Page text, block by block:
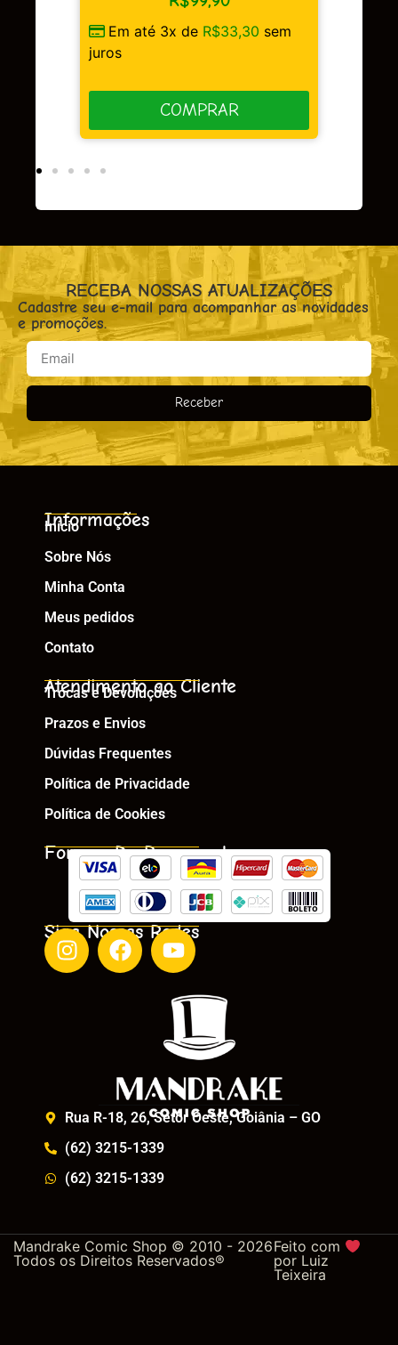
sem
Em até 3x de
juros
COMPRAR
RECEBA NOSSAS ATUALIZAÇÕES
Cadastre seu e-mail para acompanhar as novidades
e promoções.
Receber
Informações
Início
Sobre Nós
Minha Conta
Meus pedidos
Contato
Atendimento ao Cliente
Trocas e Devoluções
Prazos e Envios
Dúvidas Frequentes
Política de Privacidade
Política de Cookies
Formas De Pagamento
Siga Nossas Redes
Rua R-18, 26, Setor Oeste, Goiânia – GO
(62) 3215-1339
(62) 3215-1339
Mandrake Comic Shop © 2010 - 2026
Todos os Direitos Reservados®
Feito com
por Luiz
Teixeira